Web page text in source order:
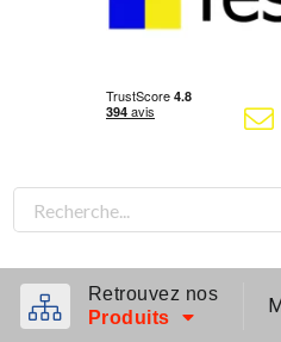
Retrouvez nos
Produits